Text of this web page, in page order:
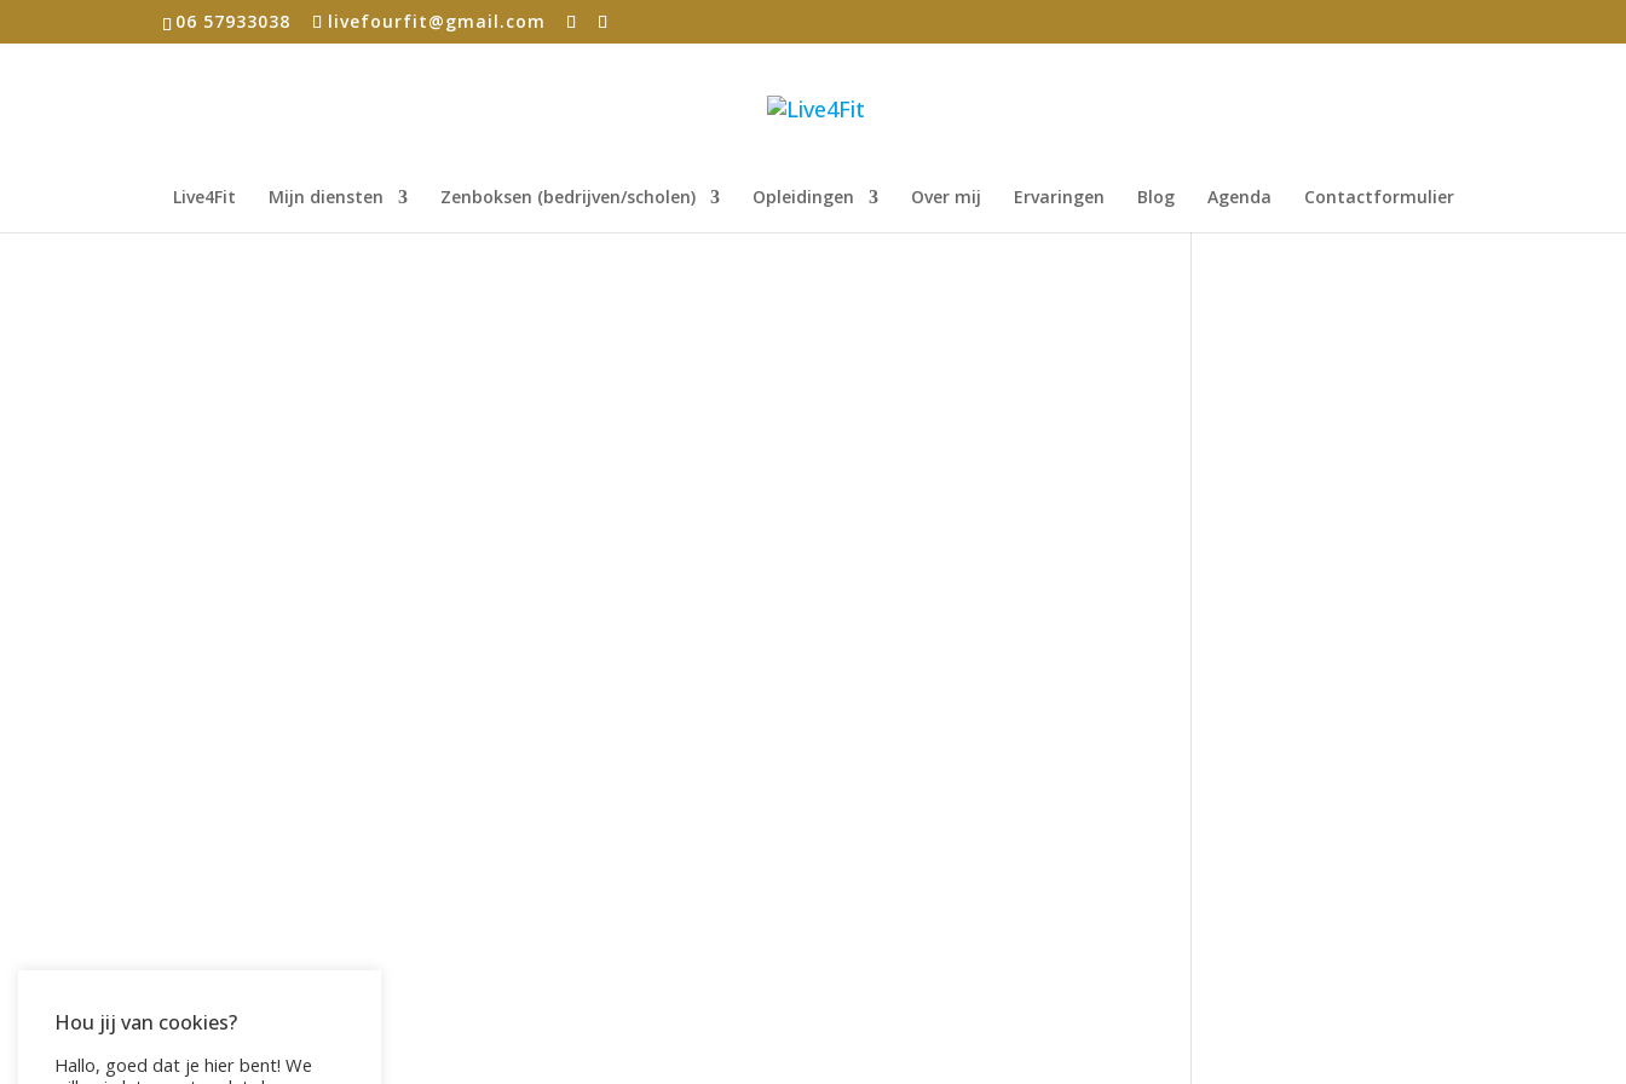
06 57933038 livefourfit@gmail.com
Live4Fit Mijn diensten Zenboksen (bedrijven/scholen) Opleidingen Over mij Ervaringen Blog Agenda Contactformulier
Hou jij van cookies?
Hallo, goed dat je hier bent! We